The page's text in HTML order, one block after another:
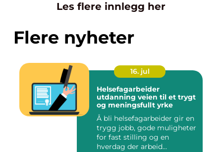
Les flere innlegg her
Flere nyheter
16. jul
Helsefagarbeider
utdanning veien til et trygt
og meningsfullt yrke
Å bli helsefagarbeider gir en
trygg jobb, gode muligheter
for fast stilling og en
hverdag der arbeid...